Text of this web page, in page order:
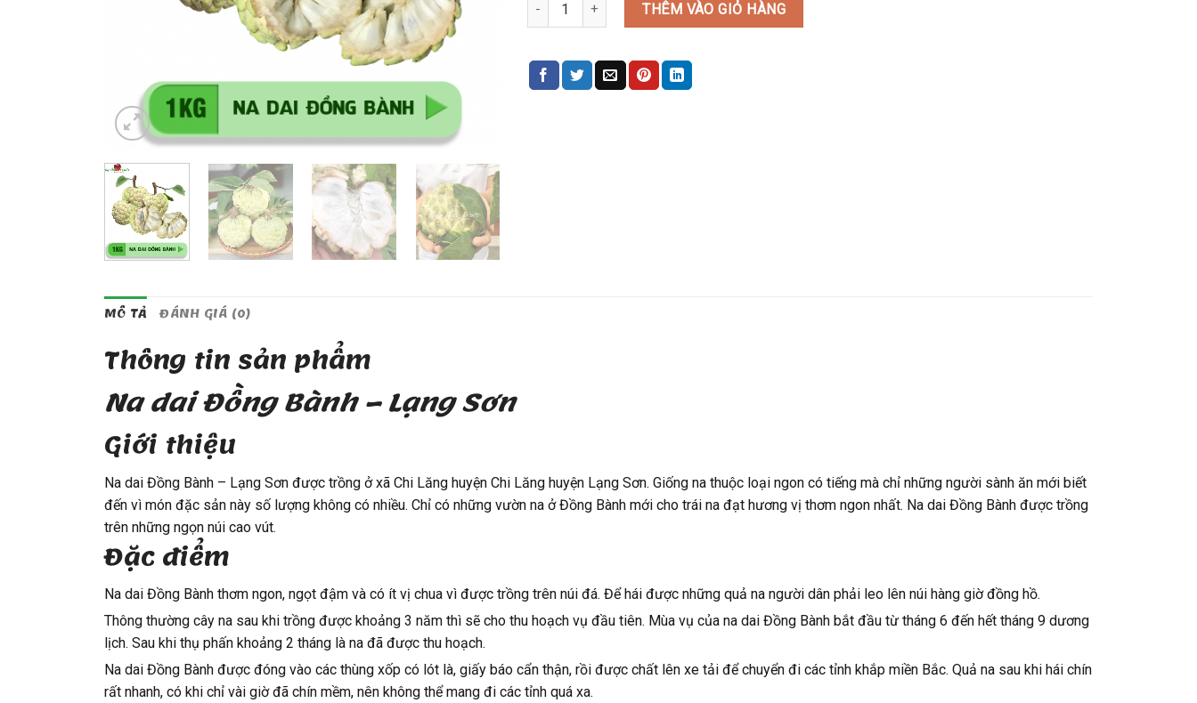
THÊM VÀO GIỎ HÀNG
MÔ TẢ ĐÁNH GIÁ (0)
Thông tin sản phẩm
Na dai Đồng Bành – Lạng Sơn
Giới thiệu
Na dai Đồng Bành – Lạng Sơn được trồng ở xã Chi Lăng huyện Chi Lăng huyện Lạng Sơn. Giống na thuộc loại ngon có tiếng mà chỉ những người sành ăn mới biết
đến vì món đặc sản này số lượng không có nhiều. Chỉ có những vườn na ở Đồng Bành mới cho trái na đạt hương vị thơm ngon nhất. Na dai Đồng Bành được trồng
trên những ngọn núi cao vút.
Đặc điểm
Na dai Đồng Bành thơm ngon, ngọt đậm và có ít vị chua vì được trồng trên núi đá. Để hái được những quả na người dân phải leo lên núi hàng giờ đồng hồ.
Thông thường cây na sau khi trồng được khoảng 3 năm thì sẽ cho thu hoạch vụ đầu tiên. Mùa vụ của na dai Đồng Bành bắt đầu từ tháng 6 đến hết tháng 9 dương
lịch. Sau khi thụ phấn khoảng 2 tháng là na đã được thu hoạch.
Na dai Đồng Bành được đóng vào các thùng xốp có lót là, giấy báo cẩn thận, rồi được chất lên xe tải để chuyển đi các tỉnh khắp miền Bắc. Quả na sau khi hái chín
rất nhanh, có khi chỉ vài giờ đã chín mềm, nên không thể mang đi các tỉnh quá xa.